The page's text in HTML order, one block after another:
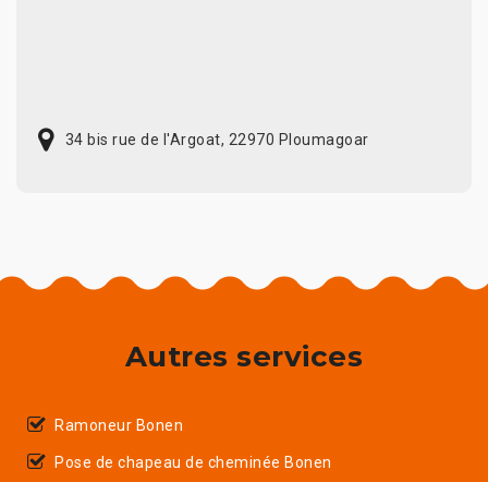
34 bis rue de l'Argoat, 22970 Ploumagoar
Autres services
Ramoneur Bonen
Pose de chapeau de cheminée Bonen